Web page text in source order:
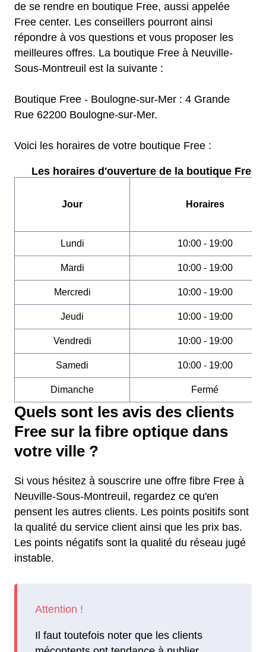
de se rendre en boutique Free, aussi appelée
Free center. Les conseillers pourront ainsi
répondre à vos questions et vous proposer les
meilleures offres. La boutique Free à Neuville-
Sous-Montreuil est la suivante :
Boutique Free - Boulogne-sur-Mer : 4 Grande
Rue 62200 Boulogne-sur-Mer.
Voici les horaires de votre boutique Free :
Les horaires d'ouverture de la boutique Free :
Jour Horaires
Lundi 10:00 - 19:00
Mardi 10:00 - 19:00
Mercredi 10:00 - 19:00
Jeudi 10:00 - 19:00
Vendredi 10:00 - 19:00
Samedi 10:00 - 19:00
Dimanche Fermé
Quels sont les avis des clients
Free sur la fibre optique dans
votre ville ?
Si vous hésitez à souscrire une offre fibre Free à
Neuville-Sous-Montreuil, regardez ce qu'en
pensent les autres clients. Les points positifs sont
la qualité du service client ainsi que les prix bas.
Les points négatifs sont la qualité du réseau jugé
instable.
Il faut toutefois noter que les clients